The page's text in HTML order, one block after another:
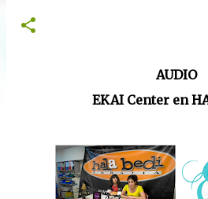
AUDIO
EKAI Center en